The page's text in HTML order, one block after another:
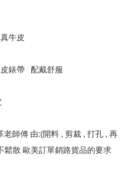
牛皮
錶帶   配戴舒服
師傅 由:(開料 , 剪裁 , 打孔 , 再
鬆散 歐美訂單銷路貨品的要求